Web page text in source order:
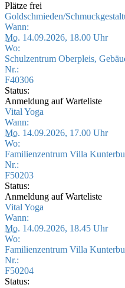
Plätze frei
Goldschmieden/
Wann:
Mo. 14.09.2026, 18.00 Uhr
Wo:
Schulzentrum Oberpleis,
Nr.:
F40306
Status:
Anmeldung auf Warteliste
Vital Yoga
Wann:
Mo. 14.09.2026, 17.00 Uhr
Wo:
Familienzentrum Villa
Nr.:
F50203
Status:
Anmeldung auf Warteliste
Vital Yoga
Wann:
Mo. 14.09.2026, 18.45 Uhr
Wo:
Familienzentrum Villa
Nr.:
F50204
Status: